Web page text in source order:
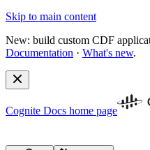
Skip to main content
New: build custom CDF
Documentation · What's new.
Cognite Docs home page